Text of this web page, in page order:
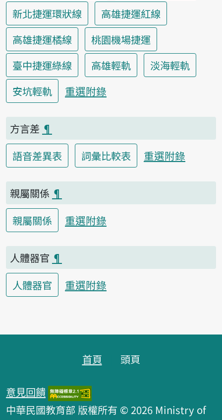
新北捷運環狀線
高雄捷運紅線
高雄捷運橘線
桃園機場捷運
臺中捷運綠線
高雄輕軌
淡海輕軌
安坑輕軌
重選附錄
方言差 ¶
語音差異表
詞彙比較表 重選附錄
親屬關係 ¶
親屬關係
重選附錄
人體器官 ¶
人體器官
重選附錄
首頁 頭頁
意見回饋
中華民國教育部 版權所有 © 2026 Ministry of